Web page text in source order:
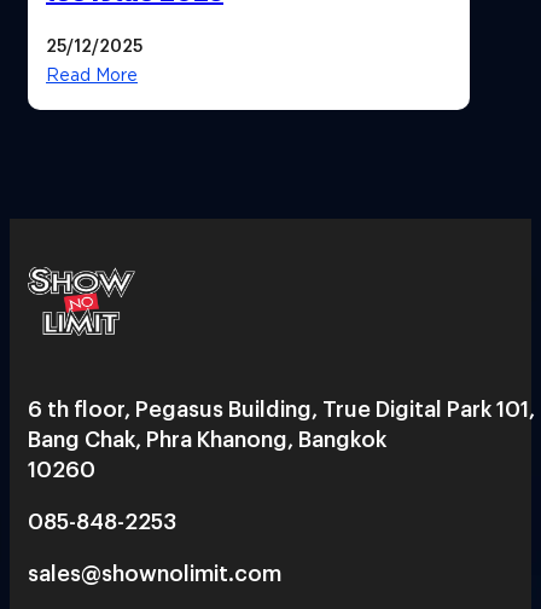
25/12/2025
Read More
6 th floor, Pegasus Building, True Digital Park 101,
Bang Chak, Phra Khanong, Bangkok
10260
085-848-2253
sales@shownolimit.com